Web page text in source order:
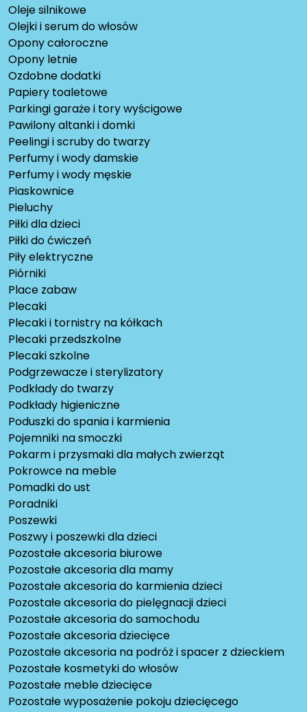
Oleje silnikowe
Olejki i serum do włosów
Opony całoroczne
Opony letnie
Ozdobne dodatki
Papiery toaletowe
Parkingi garaże i tory wyścigowe
Pawilony altanki i domki
Peelingi i scruby do twarzy
Perfumy i wody damskie
Perfumy i wody męskie
Piaskownice
Pieluchy
Piłki dla dzieci
Piłki do ćwiczeń
Piły elektryczne
Piórniki
Place zabaw
Plecaki
Plecaki i tornistry na kółkach
Plecaki przedszkolne
Plecaki szkolne
Podgrzewacze i sterylizatory
Podkłady do twarzy
Podkłady higieniczne
Poduszki do spania i karmienia
Pojemniki na smoczki
Pokarm i przysmaki dla małych zwierząt
Pokrowce na meble
Pomadki do ust
Poradniki
Poszewki
Poszwy i poszewki dla dzieci
Pozostałe akcesoria biurowe
Pozostałe akcesoria dla mamy
Pozostałe akcesoria do karmienia dzieci
Pozostałe akcesoria do pielęgnacji dzieci
Pozostałe akcesoria do samochodu
Pozostałe akcesoria dziecięce
Pozostałe akcesoria na podróż i spacer z dzieckiem
Pozostałe kosmetyki do włosów
Pozostałe meble dziecięce
Pozostałe wyposażenie pokoju dziecięcego